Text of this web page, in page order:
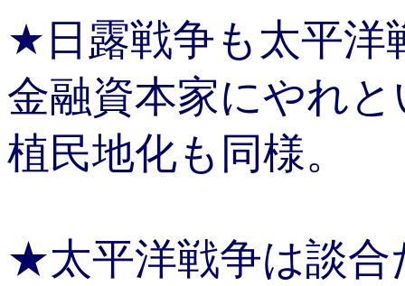
★日露戦争も太平洋
金融資本家にやれ
植民地化も同様。
★太平洋戦争は談合